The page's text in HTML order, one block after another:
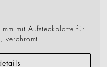
mit Aufsteckplatte für
verchromt